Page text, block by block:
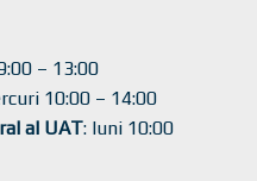
– 13:00
10:00 – 14:00
al UAT: luni 10:00